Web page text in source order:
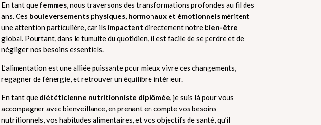
En tant que femmes, nous traversons des transformations profondes au fil des
ans. Ces bouleversements physiques, hormonaux et émotionnelsméritent
une attention particulière, car ils impactent directement notre bien-être
global. Pourtant, dans le tumulte du quotidien, il est facile de se perdre et de
négliger nos besoins essentiels.
L’alimentation est une alliée puissante pour mieux vivre ces changements,
regagner de l’énergie, et retrouver un équilibre intérieur.
En tant que diététicienne nutritionniste diplômée, je suis là pour vous
accompagner avec bienveillance, en prenant en compte vos besoins
nutritionnels, vos habitudes alimentaires, et vos objectifs de santé, qu’il